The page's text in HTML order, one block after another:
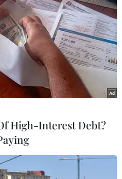
xác định người
High-Interest Debt?